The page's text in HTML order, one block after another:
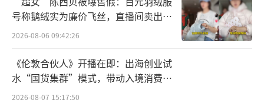
号称鹅绒实为廉价飞丝，直播间卖出超
百万元
2026-08-06 09:42:26
《伦敦合伙人》开播在即：出海创业试
水“国货集群”模式，带动入境消费反
向种草
2026-08-07 15:17:50